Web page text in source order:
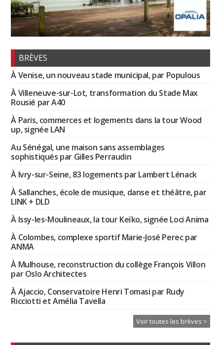
BRÈVES
À Venise, un nouveau stade municipal, par Populous
À Villeneuve-sur-Lot, transformation du Stade Max
Rousié par A40
À Paris, commerces et logements dans la tour Wood
up, signée LAN
Au Sénégal, une maison sans assemblages
sophistiqués par Gilles Perraudin
À Ivry-sur-Seine, 83 logements par Lambert Lénack
À Sallanches, école de musique, danse et théâtre, par
LINK + DLD
À Issy-les-Moulineaux, la tour Keïko, signée Loci Anima
À Colombes, complexe sportif Marie-José Perec par
ANMA
À Mulhouse, reconstruction du collège François Villon
par Oslo Architectes
À Ajaccio, Conservatoire Henri Tomasi par Rudy
Ricciotti et Amélia Tavella
Voir toutes les brèves >